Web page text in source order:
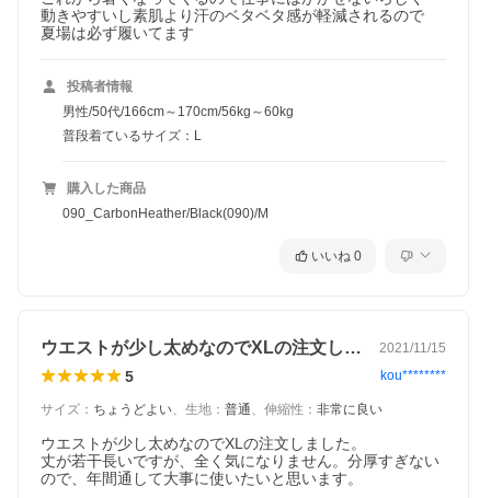
動きやすいし素肌より汗のベタベタ感が軽減されるので
夏場は必ず履いてます
投稿者情報
男性/50代/166cm～170cm/56kg～60kg
普段着ているサイズ：L
購入した商品
090_CarbonHeather/Black(090)/M
いいね 0
ウエストが少し太めなのでXLの注文しま… 2021/11/15
5 kou********
サイズ ： ちょうどよい、 生地 ： 普通、 伸縮性 ： 非常に良い
ウエストが少し太めなのでXLの注文しました。
丈が若干長いですが、全く気になりません。分厚すぎない
ので、年間通して大事に使いたいと思います。